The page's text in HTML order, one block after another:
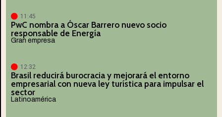
11:45
PwC nombra a Óscar Barrero nuevo socio
responsable de Energía
Gran empresa
12:32
Brasil reducirá burocracia y mejorará el entorno
empresarial con nueva ley turística para impulsar el
sector
Latinoamérica